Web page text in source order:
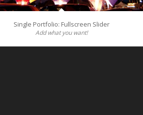
Single Portfolio: Fullscreen Slider
Add what you want!